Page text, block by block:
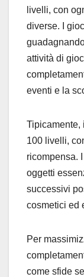
livelli, con
diverse. I
attività di
eventi e la
Tipicamente,
100 livelli,
ricompensa.
oggetti
successivi
cosmetici ed
Per
come sfide